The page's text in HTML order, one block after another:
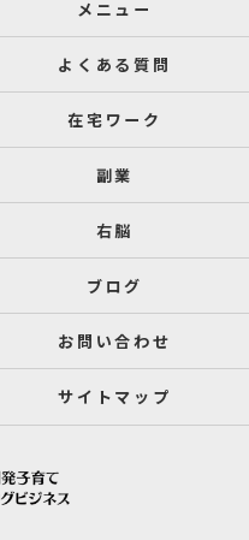
メニュー
よくある質問
在宅ワーク
副業
右脳
ブログ
お問い合わせ
サイトマップ